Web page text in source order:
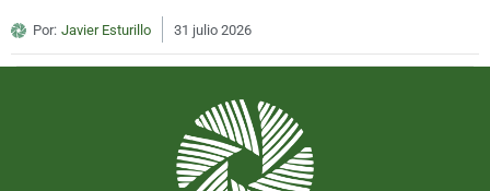
Por: Javier Esturillo 31 julio 2026